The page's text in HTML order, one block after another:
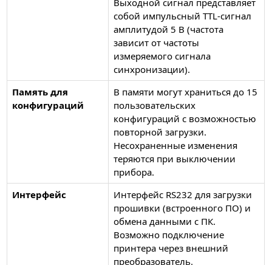
собой импульсный TTL-сигнал
амплитудой 5 В (частота
зависит от частоты
измеряемого сигнала
синхронизации).
Память для
конфигураций
В памяти могут храниться до 15
пользовательских
конфигураций с возможностью
повторной загрузки.
Несохраненные изменения
теряются при выключении
прибора.
Интерфейс
Интерфейс RS232 для загрузки
прошивки (встроенного ПО) и
обмена данными с ПК.
Возможно подключение
принтера через внешний
преобразователь.